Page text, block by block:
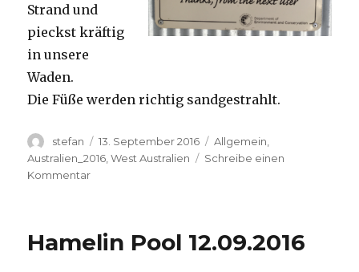
Strand und
pieckst kräftig
in unsere
Waden.
Die Füße werden richtig sandgestrahlt.
Autor
stefan
Veröffentlicht
am
13. September 2016 Kategorien
Allgemein
Australien_2016 ,West Australien
Schreibe einen
Kommentarzu
Hamelin Pool 12.09.2016